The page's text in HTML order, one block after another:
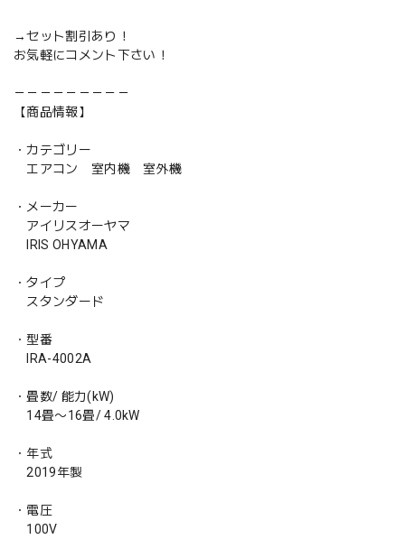
→セット割引あり！
お気軽にコメント下さい！
－－－－－－－－－
【商品情報】
・カテゴリー
エアコン 室内機 室外機
・メーカー
アイリスオーヤマ
IRIS OHYAMA
・タイプ
スタンダード
・型番
IRA-4002A
・畳数/ 能力(kW)
14畳〜16畳/ 4.0kW
・年式
2019年製
・電圧
100V